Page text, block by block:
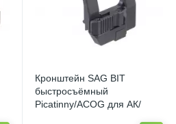
Кронштейн SAG BIT
быстросъёмный
Picatinny/ACOG для АК/